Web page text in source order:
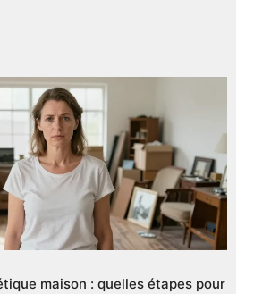
maison : quelles étapes pour